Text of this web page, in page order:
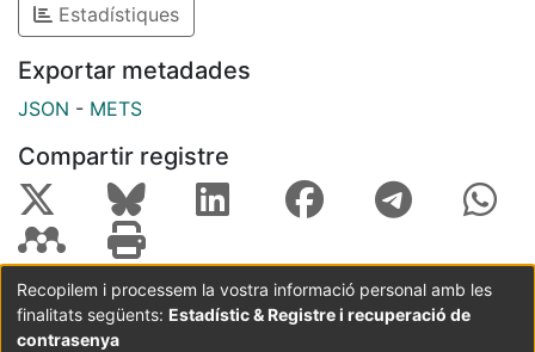
Estadístiques
Exportar metadades
JSON - METS
Compartir registre
Coordinació:CRAI UB Avís legal
Metadades
subjectes a:
Recopilem i processem la vostra informació personal amb les
finalitats següents: Estadístic & Registre i recuperació de
contrasenya